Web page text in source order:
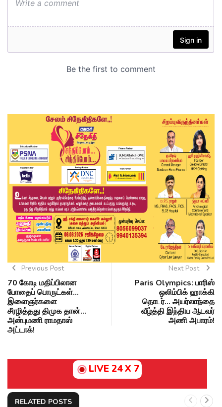
Previous Post
70 கோடி மதிப்பிலான
போதைப் பொருட்கள்...
இளைஞர்களை
சீரழித்தது திமுக தான்...
அன்புமணி ராமதாஸ்
அட்டாக்!
Next Post
Paris Olympics: பாரிஸ்
ஒலிம்பிக் ஹாக்கி
தொடர்... அயர்லாந்தை
வீழ்த்தி இந்திய ஆடவர்
அணி அபாரம்!
LIVE 24 X 7
RELATED POSTS